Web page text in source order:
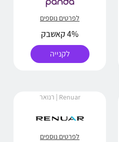
לפרטים נוספים
4% קאשבק
לקנייה
Renuar | רנואר
לפרטים נוספים